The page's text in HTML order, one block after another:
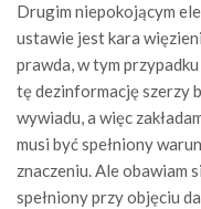
Drugim niepokojącym
ustawie jest kara
prawda, w tym
tę dezinformację szerzy
wywiadu, a więc
musi być spełniony
znaczeniu. Ale obawiam
spełniony przy objęciu